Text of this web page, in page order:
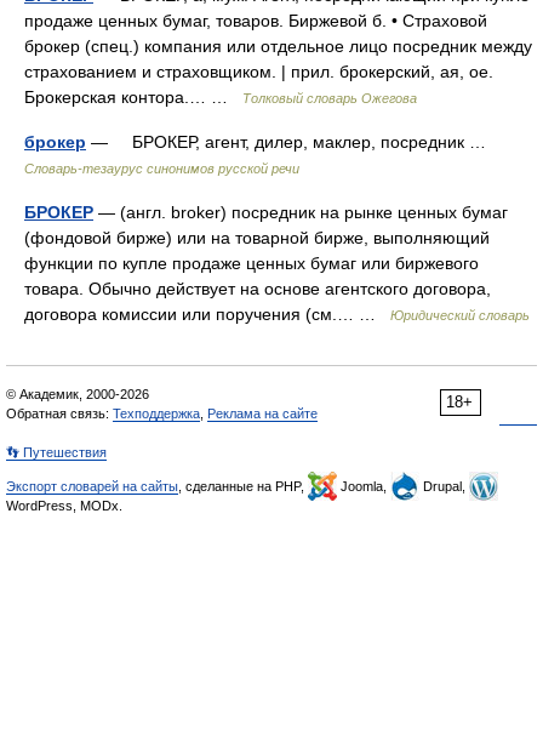
продаже ценных бумаг, товаров. Биржевой б. • Страховой
брокер (спец.) компания или отдельное лицо посредник между
страхованием и страховщиком. | прил. брокерский, ая, ое.
Брокерская контора.… …
Толковый словарь Ожегова
брокер — БРОКЕР, агент, дилер, маклер, посредник …
Словарь-тезаурус синонимов русской речи
БРОКЕР — (англ. broker) посредник на рынке ценных бумаг
(фондовой бирже) или на товарной бирже, выполняющий
функции по купле продаже ценных бумаг или биржевого
товара. Обычно действует на основе агентского договора,
договора комиссии или поручения (см.… …
Юридический словарь
18+
© Академик, 2000-2026
Обратная связь: Техподдержка Реклама на сайте
👣 Путешествия
Экспорт словарей на сайты , сделанные на PHP, Joomla,
Drupal,
WordPress, MODx.